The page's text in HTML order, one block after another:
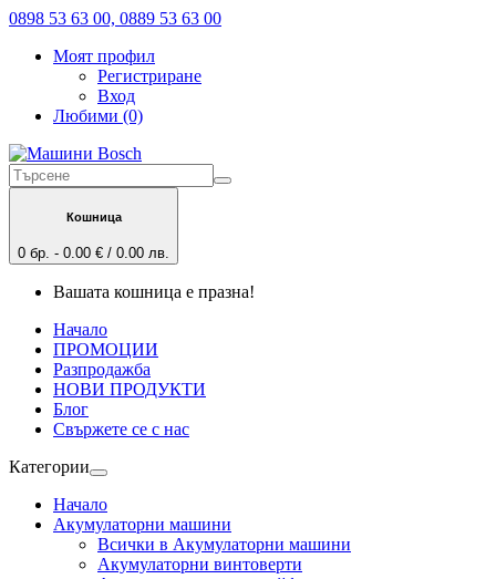
0898 53 63 00, 0889 53 63 00
Моят профил
Регистриране
Вход
Любими (0)
Кошница
0 бр. - 0.00 € / 0.00 лв.
Вашата кошница е празна!
Начало
ПРОМОЦИИ
Разпродажба
НОВИ ПРОДУКТИ
Блог
Свържете се с нас
Категории
Начало
Акумулаторни машини
Всички в Акумулаторни машини
Акумулаторни винтоверти